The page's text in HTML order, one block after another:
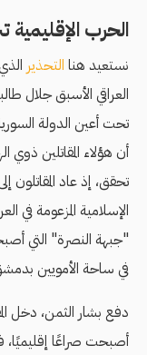
الحرب
نستعيد هنا التحذير
العراقي الأسبق جلال
تحت أعين الدولة
أن هؤلاء المقاتلين ذوي
تحقق، إذ عاد المقاتلون
الإسلامية المزعومة في
"جبهة النصرة" التي
في ساحة الأمويين
دفع بشار الثمن، دخل
أصبحت صراعًا إقليميًا،